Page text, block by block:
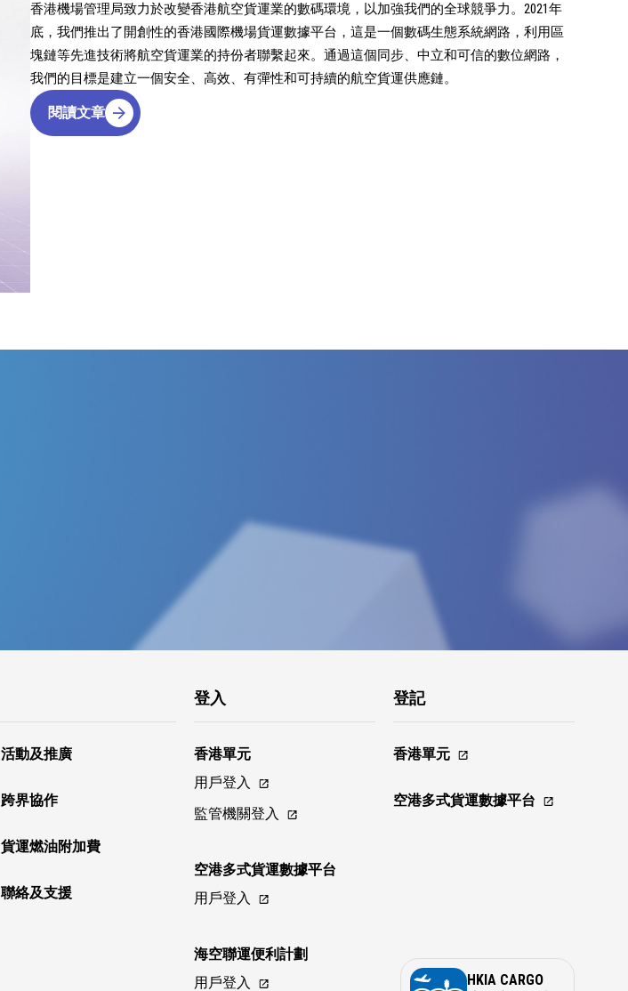
香港機場管理局致力於改變香港航空貨運業的數碼環境，以加強我們的全球競爭力。2021年
底，我們推出了開創性的香港國際機場貨運數據平台，這是一個數碼生態系統網路，利用區
塊鏈等先進技術將航空貨運業的持份者聯繫起來。通過這個同步、中立和可信的數位網路，
我們的目標是建立一個安全、高效、有彈性和可持續的航空貨運供應鏈。
閱讀文章
活動及推廣
跨界協作
貨運燃油附加費
聯絡及支援
登入
香港單元
用戶登入
監管機關登入
空港多式貨運數據平台
用戶登入
海空聯運便利計劃
用戶登入
登記
香港單元
空港多式貨運數據平台
HKIA CARGO